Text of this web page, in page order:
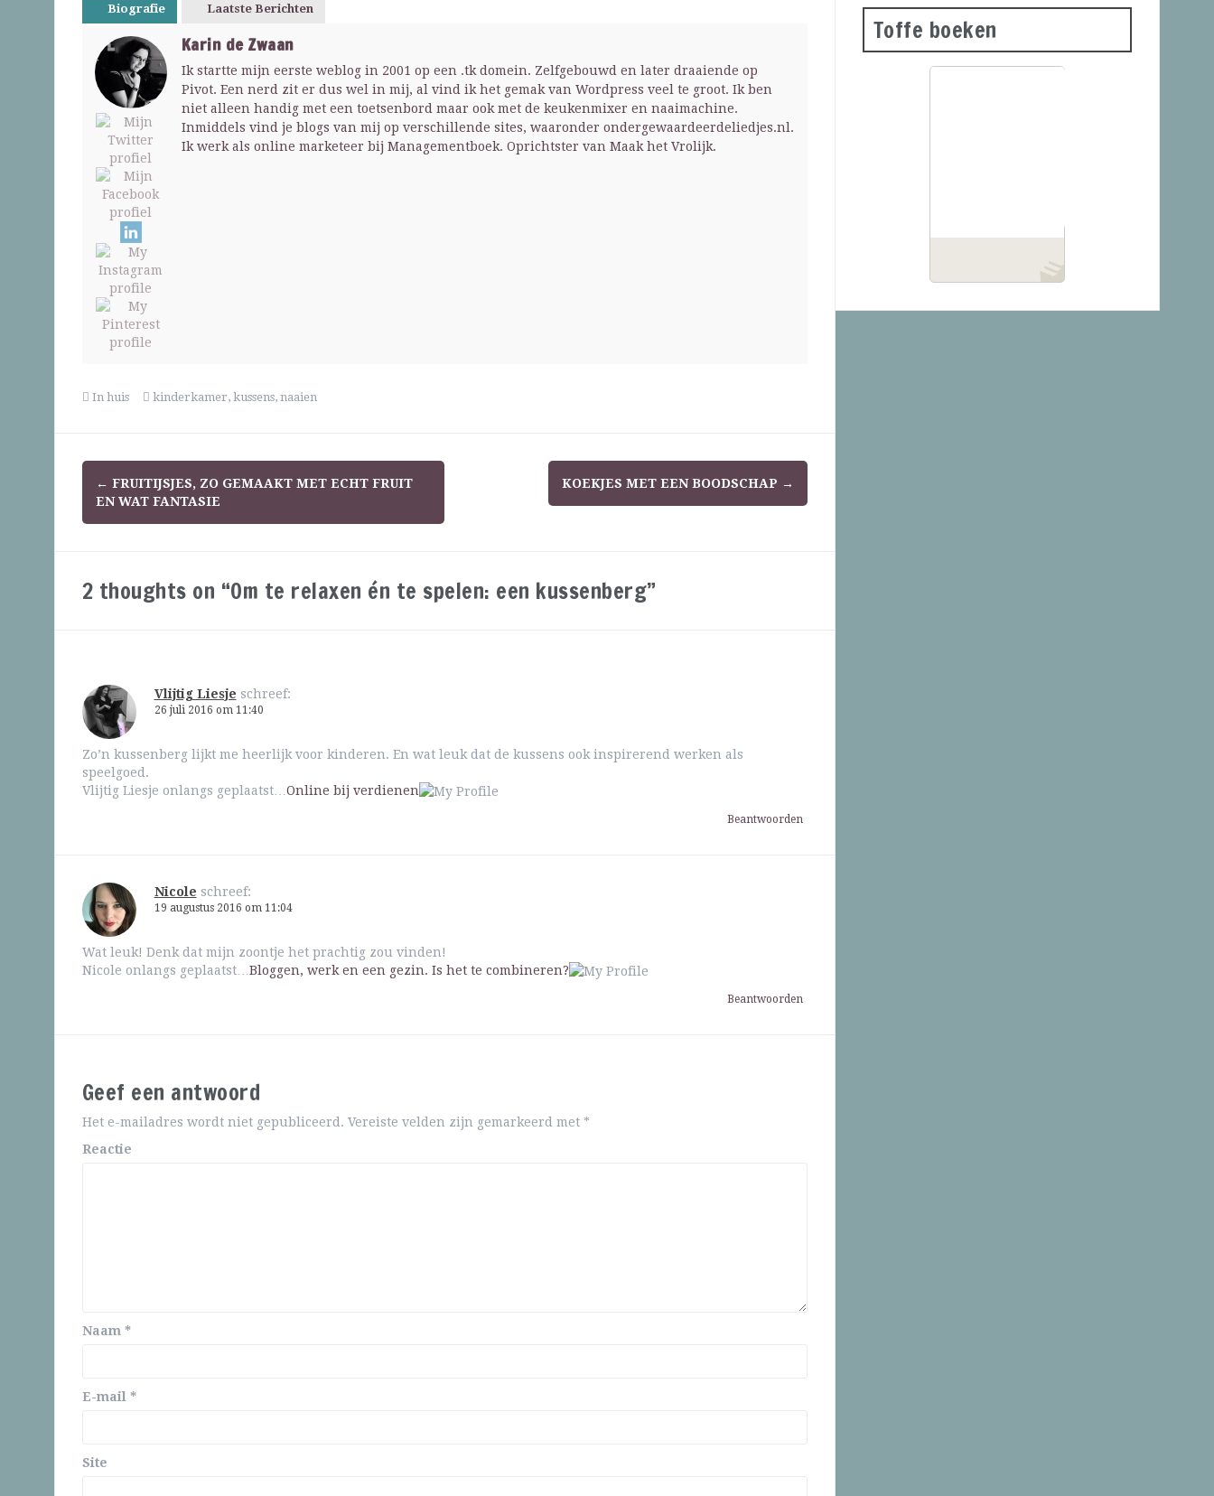
Biografie Laatste Berichten
Karin de Zwaan
Ik startte mijn eerste weblog in 2001 op een .tk domein. Zelfgebouwd en later draaiende op
Pivot. Een nerd zit er dus wel in mij, al vind ik het gemak van Wordpress veel te groot. Ik ben
niet alleen handig met een toetsenbord maar ook met de keukenmixer en naaimachine.
Inmiddels vind je blogs van mij op verschillende sites, waaronder ondergewaardeerdeliedjes.nl.
Ik werk als online marketeer bij Managementboek. Oprichtster van Maak het Vrolijk.
In huis kinderkamer, kussens, naaien
← FRUITIJSJES, ZO GEMAAKT MET ECHT FRUIT
EN WAT FANTASIE
KOEKJES MET EEN BOODSCHAP →
2 thoughts on “Om te relaxen én te spelen: een kussenberg”
Vlijtig Liesje schreef:
26 juli 2016 om 11:40
Zo’n kussenberg lijkt me heerlijk voor kinderen. En wat leuk dat de kussens ook inspirerend werken als
speelgoed.
Vlijtig Liesje onlangs geplaatst… Online bij verdienen
Beantwoorden
Nicole schreef:
19 augustus 2016 om 11:04
Wat leuk! Denk dat mijn zoontje het prachtig zou vinden!
Nicole onlangs geplaatst… Bloggen, werk en een gezin. Is het te combineren?
Beantwoorden
Geef een antwoord
Het e-mailadres wordt niet gepubliceerd. Vereiste velden zijn gemarkeerd met *
Reactie
Naam *
E-mail *
Site
Toffe boeken